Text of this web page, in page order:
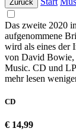
Zurück
Das zweite 2020
aufgenommene
wird als eines der
von David Bowie,
Music. CD und
mehr lesen
CD
€ 14,99